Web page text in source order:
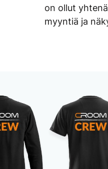
on ollut
myyntiä ja